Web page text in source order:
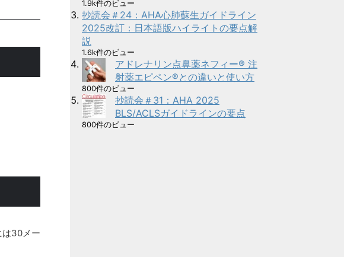
は30メー
1.9k件のビュー
抄読会＃24：AHA心肺蘇生ガイドライン
2025改訂：日本語版ハイライトの要点解
説
1.6k件のビュー
アドレナリン点鼻薬ネフィー® 注
射薬エピペン®との違いと使い方
800件のビュー
抄読会＃31：AHA 2025
BLS/ACLSガイドラインの要点
800件のビュー